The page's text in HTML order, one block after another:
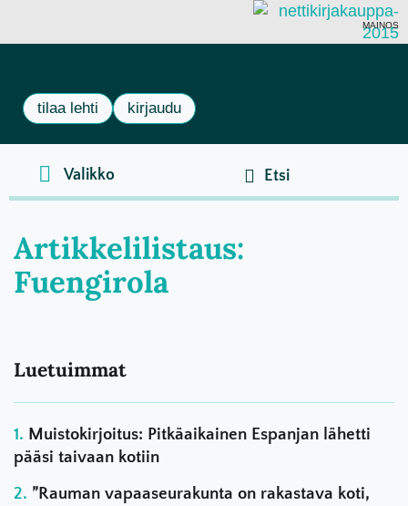
MAINOS
tilaa lehti kirjaudu
Artikkelilistaus:
Fuengirola
Luetuimmat
Muistokirjoitus: Pitkäaikainen Espanjan lähetti
pääsi taivaan kotiin
”Rauman vapaaseurakunta on rakastava koti,